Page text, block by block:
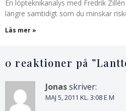
En löpteknikanalys med Fredrik
längre samtidigt som du minskar
Läs mer »
0 reaktioner på ”
Jonasskriver:
MAJ 5, 2011 KL. 3:08 E M